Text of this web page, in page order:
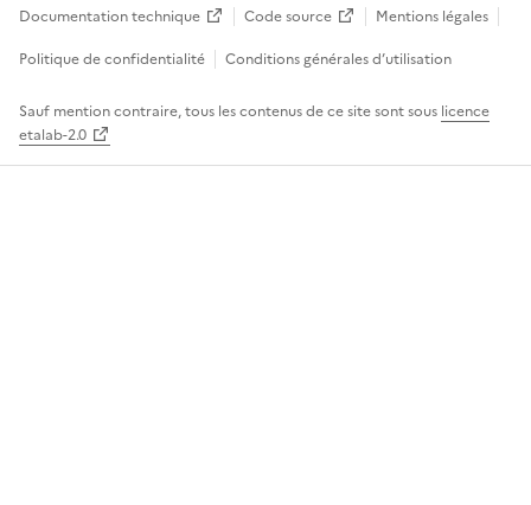
Documentation technique
Code source
Mentions légales
Politique de confidentialité
Conditions générales d’utilisation
Sauf mention contraire, tous les contenus de ce site sont sous licence
etalab-2.0